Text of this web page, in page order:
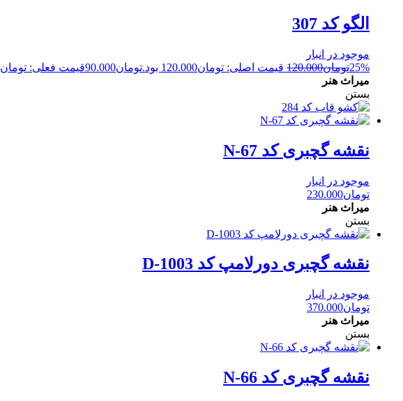
الگو کد 307
موجود در انبار
25%تومان120.000 قیمت اصلی: تومان120.000 بود. تومان90.000قیمت فعلی: تومان90.000.
میراث هنر
بستن
نقشه گچبری کد N-67
موجود در انبار
تومان230.000
میراث هنر
بستن
نقشه گچبری دورلامپ کد D-1003
موجود در انبار
تومان370.000
میراث هنر
بستن
نقشه گچبری کد N-66